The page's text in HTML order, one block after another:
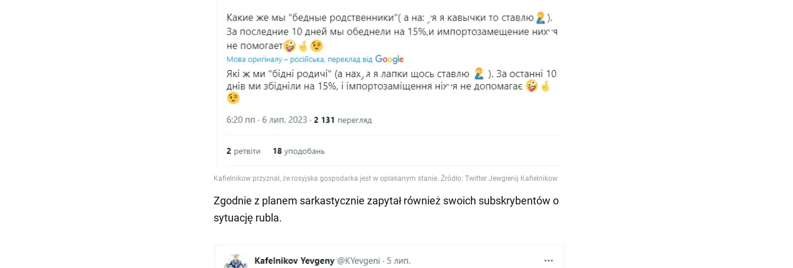
Zgodnie z planem sarkastycznie zapytał również swoich subskrybentów o
sytuację rubla.